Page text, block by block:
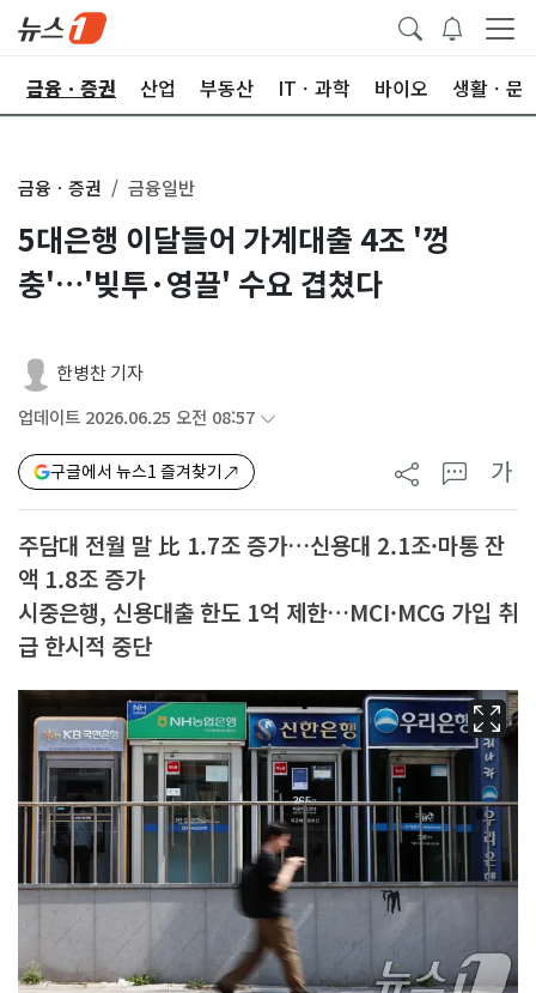
금융ㆍ증권 산업 부동산 ITㆍ과학 바이오 생활ㆍ문
금융ㆍ증권 금융일반
5대은행 이달들어 가계대출 4조 '껑
충'…'빚투·영끌' 수요 겹쳤다
한병찬 기자
업데이트 2026.06.25 오전 08:57
구글에서 뉴스1 즐겨찾기 가
주담대 전월 말 比 1.7조 증가…신용대 2.1조·마통 잔
액 1.8조 증가
시중은행, 신용대출 한도 1억 제한…MCI·MCG 가입 취
급 한시적 중단